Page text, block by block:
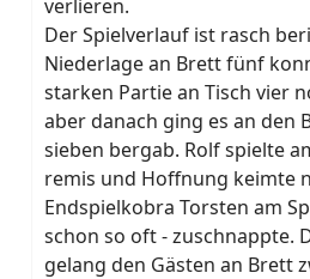
verlieren.
Der Spielverlauf ist rasch
Niederlage an Brett fünf
starken Partie an Tisch vier
aber danach ging es an den
sieben bergab. Rolf spielte
remis und Hoffnung keimte
Endspielkobra Torsten am
schon so oft - zuschnappte.
gelang den Gästen an Brett